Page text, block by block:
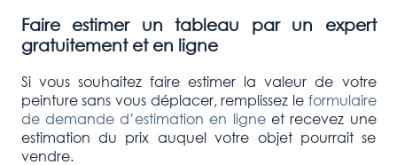
Faire estimer un tableau par un expert
gratuitement et en ligne
Si vous souhaitez faire estimer la valeur de votre
peinture sans vous déplacer, remplissez leformulaire
de demande d’estimation en ligneet recevez une
estimation du prix auquel votre objet pourrait se
vendre.